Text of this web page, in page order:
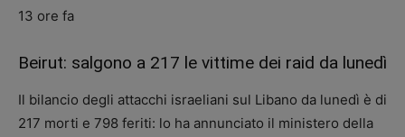
13 ore fa
Beirut: salgono a 217 le vittime dei raid da lunedì
Il bilancio degli attacchi israeliani sul Libano da lunedì è di
217 morti e 798 feriti: lo ha annunciato il ministero della